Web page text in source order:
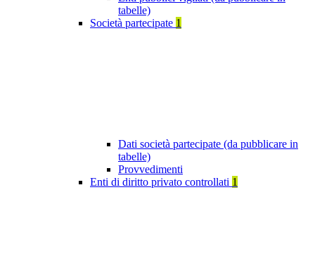
tabelle)
Società partecipate 1
Dati società partecipate (da pubblicare in
tabelle)
Provvedimenti
Enti di diritto privato controllati 1